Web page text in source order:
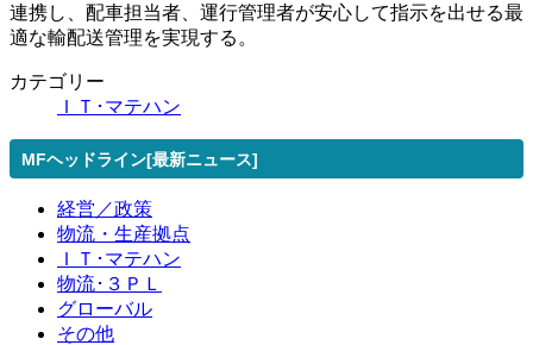
連携し、配車担当者、運行管理者が安心して指示を出せる最
適な輸配送管理を実現する。
カテゴリー
ＩＴ･マテハン
MFヘッドライン[最新ニュース]
経営／政策
物流・生産拠点
ＩＴ･マテハン
物流･３ＰＬ
グローバル
その他